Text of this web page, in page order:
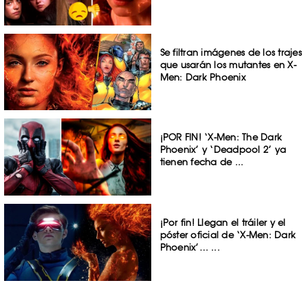
Se filtran imágenes de los trajes
que usarán los mutantes en X-
Men: Dark Phoenix
¡POR FIN! ‘X-Men: The Dark
Phoenix’ y ‘Deadpool 2’ ya
tienen fecha de ...
¡Por fin! Llegan el tráiler y el
póster oficial de ‘X-Men: Dark
Phoenix’… ...